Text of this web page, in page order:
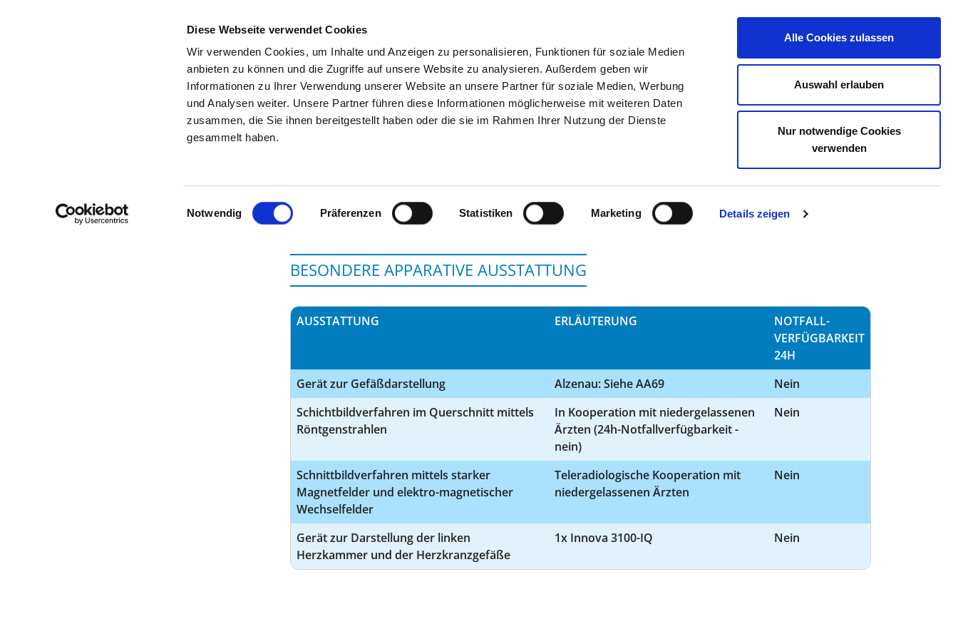
Diese Webseite verwendet Cookies
Wir verwenden Cookies, um Inhalte und Anzeigen zu personalisieren, Funktionen für soziale Medien
anbieten zu können und die Zugriffe auf unsere Website zu analysieren. Außerdem geben wir
Informationen zu Ihrer Verwendung unserer Website an unsere Partner für soziale Medien, Werbung
und Analysen weiter. Unsere Partner führen diese Informationen möglicherweise mit weiteren Daten
zusammen, die Sie ihnen bereitgestellt haben oder die sie im Rahmen Ihrer Nutzung der Dienste
gesammelt haben.
Einwilligungsauswahl
Notwendig Präferenzen Statistiken Marketing Details zeigen
Alle Cookies zulassen
Auswahl erlauben
Nur notwendige Cookies
verwenden
SUCHEN TIPPS & HILFE DAS DKV STELLENBÖRSE KONTAKT IHRE MEINUNG
Zur Krankenhaus-Startseite
KLINIKUM ASCHAFFENBURG-ALZENAU GEMEINNÜTZIGE GMBH
BESONDERE APPARATIVE AUSSTATTUNG
AUSSTATTUNG ERLÄUTERUNG
NOTFALL­
VERFÜGBARKEIT
24H
Gerät zur Gefäßdarstellung
Alzenau: Siehe AA69
Nein
Schichtbildverfahren im Querschnitt mittels
Röntgenstrahlen
In Kooperation mit niedergelassenen
Ärzten (24h-Notfallverfügbarkeit -
nein)
Nein
Schnittbildverfahren mittels starker
Magnetfelder und elektro-magnetischer
Wechselfelder
Teleradiologische Kooperation mit
niedergelassenen Ärzten
Nein
Gerät zur Darstellung der linken
Herzkammer und der Herzkranzgefäße
1x Innova 3100-IQ Nein